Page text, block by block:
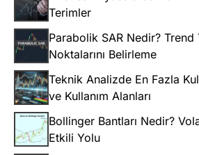
Terimler
Parabolik SAR Nedir?
Noktalarını Belirleme
Teknik Analizde En Fazla
ve Kullanım Alanları
Bollinger Bantları Nedir?
Etkili Yolu